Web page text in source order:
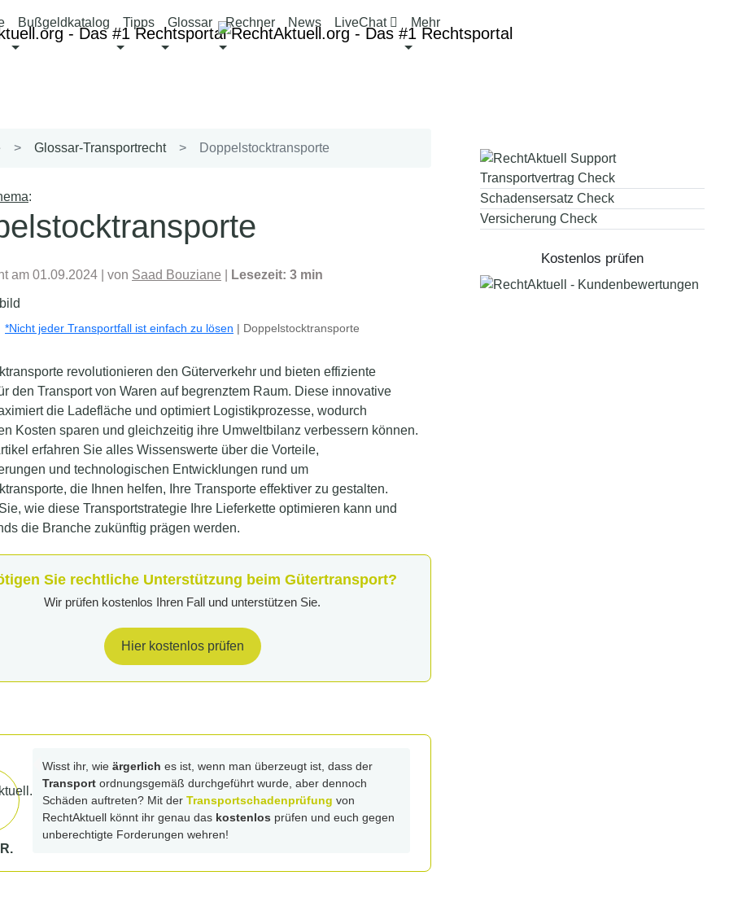
Bußgeldkatalog Tipps Glossar Rechner News LiveChat  Mehr
Glossar-Transportrecht Doppelstocktransporte
:
am 01.09.2024 | von Saad Bouziane Lesezeit: 3 min
*Nicht jeder Transportfall ist einfach zu lösen | Doppelstocktransporte
revolutionieren den Güterverkehr und bieten effiziente
den Transport von Waren auf begrenztem Raum. Diese innovative
die Ladefläche und optimiert Logistikprozesse, wodurch
Kosten sparen und gleichzeitig ihre Umweltbilanz verbessern können.
erfahren Sie alles Wissenswerte über die Vorteile,
und technologischen Entwicklungen rund um
die Ihnen helfen, Ihre Transporte effektiver zu gestalten.
wie diese Transportstrategie Ihre Lieferkette optimieren kann und
die Branche zukünftig prägen werden.
Sie rechtliche Unterstützung beim Gütertransport?
Wir prüfen kostenlos Ihren Fall und unterstützen Sie.
Hier kostenlos prüfen
Wisst ihr, wie ärgerlich es ist, wenn man überzeugt ist, dass der
Transport ordnungsgemäß durchgeführt wurde, aber dennoch
Schäden auftreten? Mit der Transportschadenprüfung von
RechtAktuell könnt ihr genau das kostenlos prüfen und euch gegen
unberechtigte Forderungen wehren!
Transportvertrag Check
Schadensersatz Check
Versicherung Check
Kostenlos prüfen